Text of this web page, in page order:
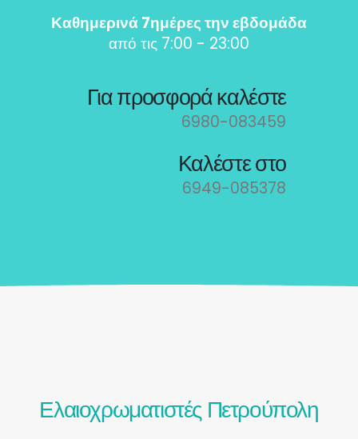
Καθημερινά 7ημέρες την εβδομάδα
από τις 7:00 - 23:00
Για προσφορά καλέστε
6980-083459
Καλέστε στο
6949-085378
Ελαιοχρωματιστές Πετρούπολη